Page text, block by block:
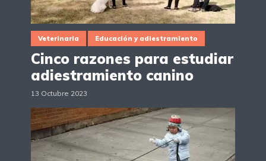
Veterinaria Educación y adiestramiento
Cinco razones para estudiar
adiestramiento canino
13 Octubre 2023